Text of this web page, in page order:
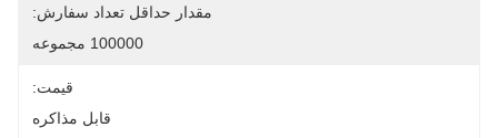
مقدار حداقل تعداد سفارش:
100000 مجموعه
قیمت:
قابل مذاکره